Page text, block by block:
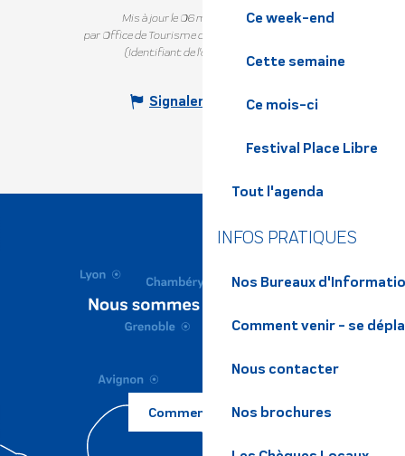
Ce week-end
Cette semaine
Ce mois-ci
Festival Place Libre
Tout l'agenda
INFOS PRATIQUES
Nos Bureaux
Comment venir - se
Nous contacter
Nos brochures
Mis à jour le 06 mars 2024 à 15:16
par Office de Tourisme de Belledonne Chartreuse
(Identifiant de l'offre :
Signaler une erreur
Comment venir ?